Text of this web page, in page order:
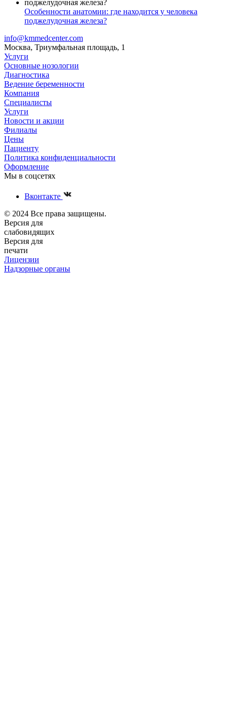
Особенности анатомии: где находится у человека
поджелудочная железа?
info@kmmedcenter.com
Москва, Триумфальная площадь, 1
Услуги
Основные нозологии
Диагностика
Ведение беременности
Компания
Специалисты
Услуги
Новости и акции
Филиалы
Цены
Пациенту
Политика конфиденциальности
Оформление
Мы в соцсетях
Вконтакте
© 2024 Все права защищены.
Версия для
слабовидящих
Версия для
печати
Лицензии
Надзорные органы